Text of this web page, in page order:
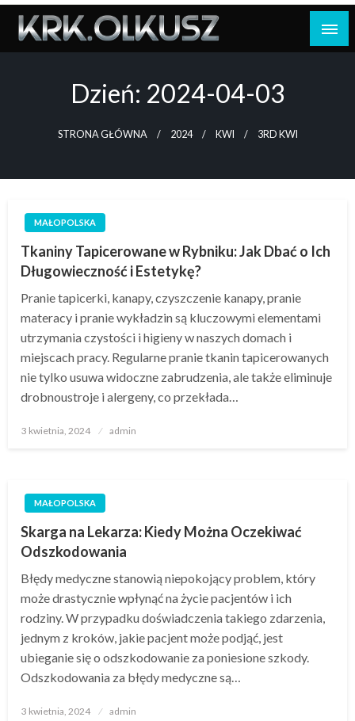
Skip
content
Dzień: 2024-04-03
STRONA GŁÓWNA 2024 KWI 3RD KWI
MAŁOPOLSKA
Tkaniny Tapicerowane w Rybniku: Jak Dbać o Ich
Długowieczność i Estetykę?
Pranie tapicerki, kanapy, czyszczenie kanapy, pranie
materacy i pranie wykładzin są kluczowymi elementami
utrzymania czystości i higieny w naszych domach i
miejscach pracy. Regularne pranie tkanin tapicerowanych
nie tylko usuwa widoczne zabrudzenia, ale także eliminuje
drobnoustroje i alergeny, co przekłada…
Opublikowane
3 kwietnia, 2024 admin
MAŁOPOLSKA
Skarga na Lekarza: Kiedy Można Oczekiwać
Odszkodowania
Błędy medyczne stanowią niepokojący problem, który
może drastycznie wpłynąć na życie pacjentów i ich
rodziny. W przypadku doświadczenia takiego zdarzenia,
jednym z kroków, jakie pacjent może podjąć, jest
ubieganie się o odszkodowanie za poniesione szkody.
Odszkodowania za błędy medyczne są…
Opublikowane
3 kwietnia, 2024 admin